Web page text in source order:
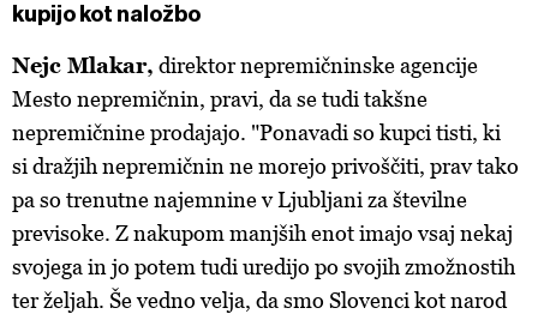
kupijo kot naložbo
Nejc Mlakar, direktor nepremičninske agencije
Mesto nepremičnin, pravi, da se tudi takšne
nepremičnine prodajajo. "Ponavadi so kupci tisti, ki
si dražjih nepremičnin ne morejo privoščiti, prav tako
pa so trenutne najemnine v Ljubljani za številne
previsoke. Z nakupom manjših enot imajo vsaj nekaj
svojega in jo potem tudi uredijo po svojih zmožnostih
ter željah. Še vedno velja, da smo Slovenci kot narod